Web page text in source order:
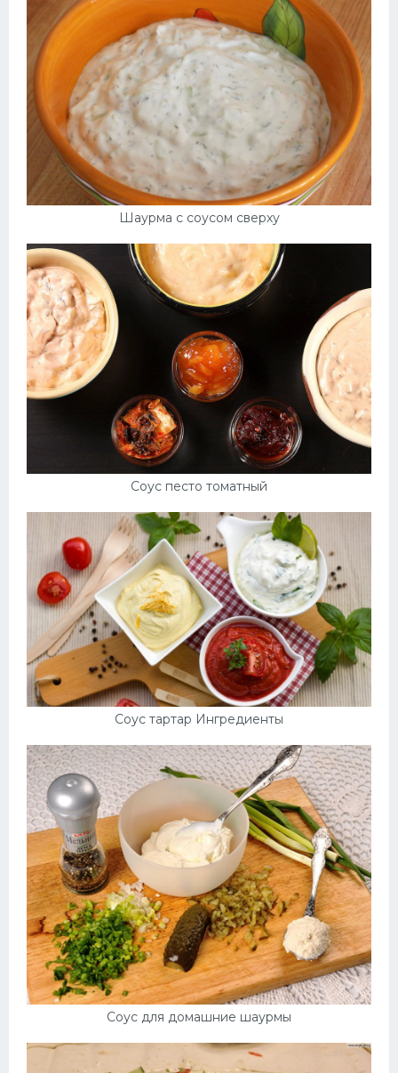
Шаурма с соусом сверху
Соус песто томатный
Соус тартар Ингредиенты
Соус для домашние шаурмы